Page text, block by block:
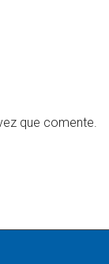
que comente.